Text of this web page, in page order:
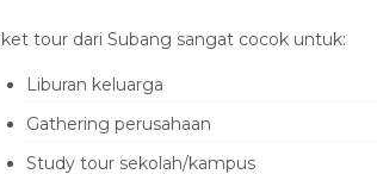
tour dari Subang sangat cocok untuk:
‎Liburan keluarga
‎Gathering perusahaan
‎Study tour sekolah/kampus